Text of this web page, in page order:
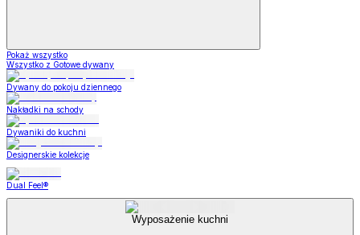
Pokaż wszystko
Wszystko z Gotowe dywany
Dywany do pokoju dziennego
Nakładki na schody
Dywaniki do kuchni
Designerskie kolekcje
Dual Feel®
Wyposażenie kuchni